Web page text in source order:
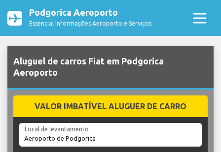
Podgorica Aeroporto
Essencial Informações Aeroporto e Serviços
Aluguel de carros Fiat em Podgorica
Aeroporto
VALOR IMBATÍVEL ALUGUER DE CARRO
Local de levantamento